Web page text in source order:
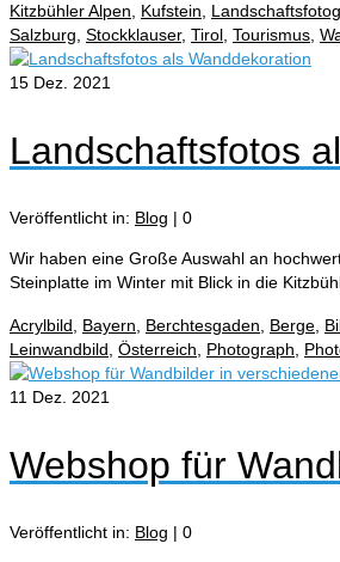
Kitzbühler Alpen
Kufstein
Salzburg Stockklauser, Tirol Tourismus
15 Dez. 2021
Landschaftsfotos
Veröffentlicht in: Blog | 0
Wir haben eine Große Auswahl an
Steinplatte im Winter mit Blick in die
Acrylbild, Bayern, Berchtesgaden, Berge,
Leinwandbild, Österreich, Photograph,
11 Dez. 2021
Webshop für
Veröffentlicht in: Blog | 0